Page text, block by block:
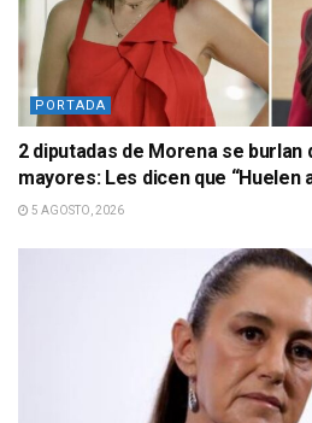
PORTADA
2 diputadas de Morena se burlan
mayores: Les dicen que “Huelen
5 AGOSTO, 2026